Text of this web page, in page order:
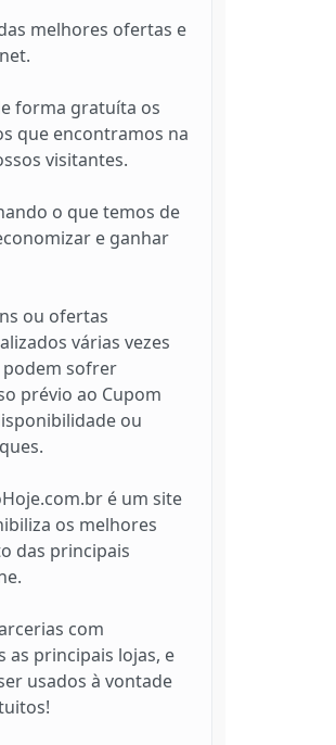
melhores ofertas e
forma gratuíta os
que encontramos na
visitantes.
o que temos de
e ganhar
ou ofertas
várias vezes
podem sofrer
prévio ao Cupom
ou
é um site
os melhores
das principais
com
as principais lojas, e
usados à vontade